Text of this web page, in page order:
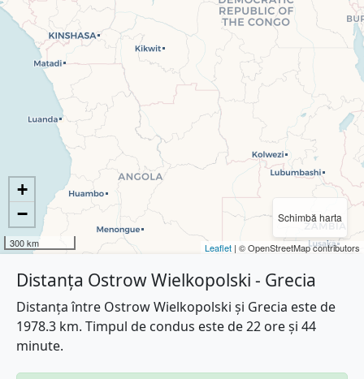
Schimbă harta
+
−
300 km Leaflet | © OpenStreetMap contributors
Distanța Ostrow Wielkopolski - Grecia
Distanța între Ostrow Wielkopolski și Grecia este de
1978.3 km. Timpul de condus este de 22 ore și 44
minute.